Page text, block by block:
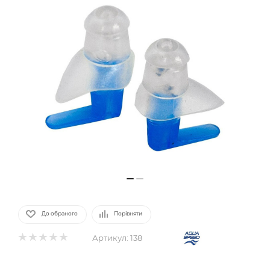
До обраного Порівняти
Артикул: 138